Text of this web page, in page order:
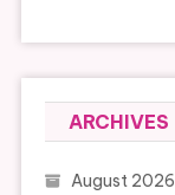
ARCHIVES
August 2026